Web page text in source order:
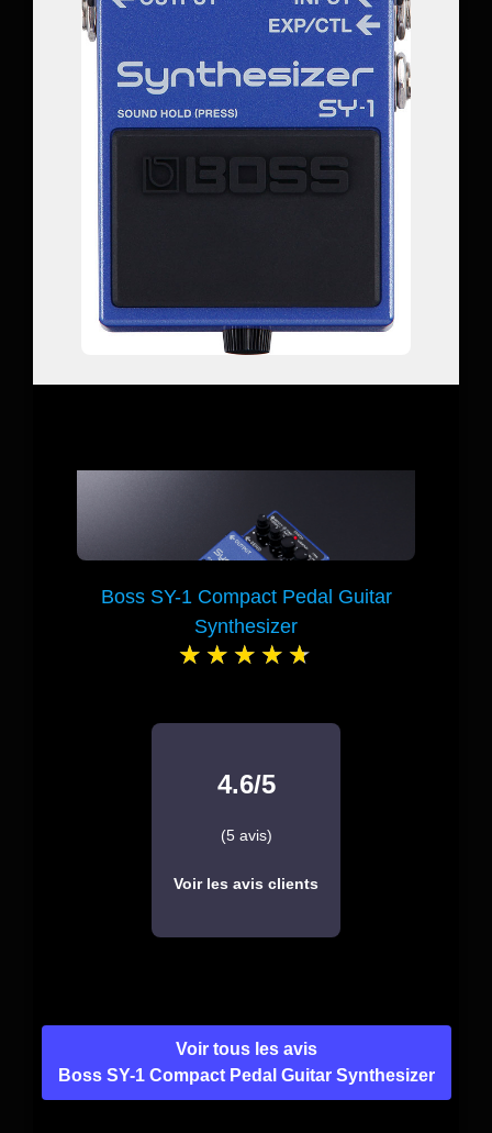
Boss SY-1 Compact Pedal Guitar
Synthesizer
4.6/5
(5 avis)
Voir les avis clients
Voir tous les avis
Boss SY-1 Compact Pedal Guitar Synthesizer